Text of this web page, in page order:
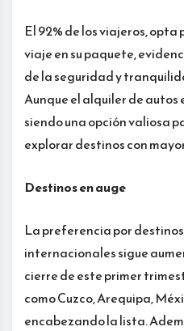
El 92% de los viajeros, opta
viaje en su paquete,
de la seguridad y
Aunque el alquiler de autos
siendo una opción valiosa
explorar destinos con
Destinos en auge
La preferencia por
internacionales sigue
cierre de este primer
como Cuzco, Arequipa,
encabezando la lista.